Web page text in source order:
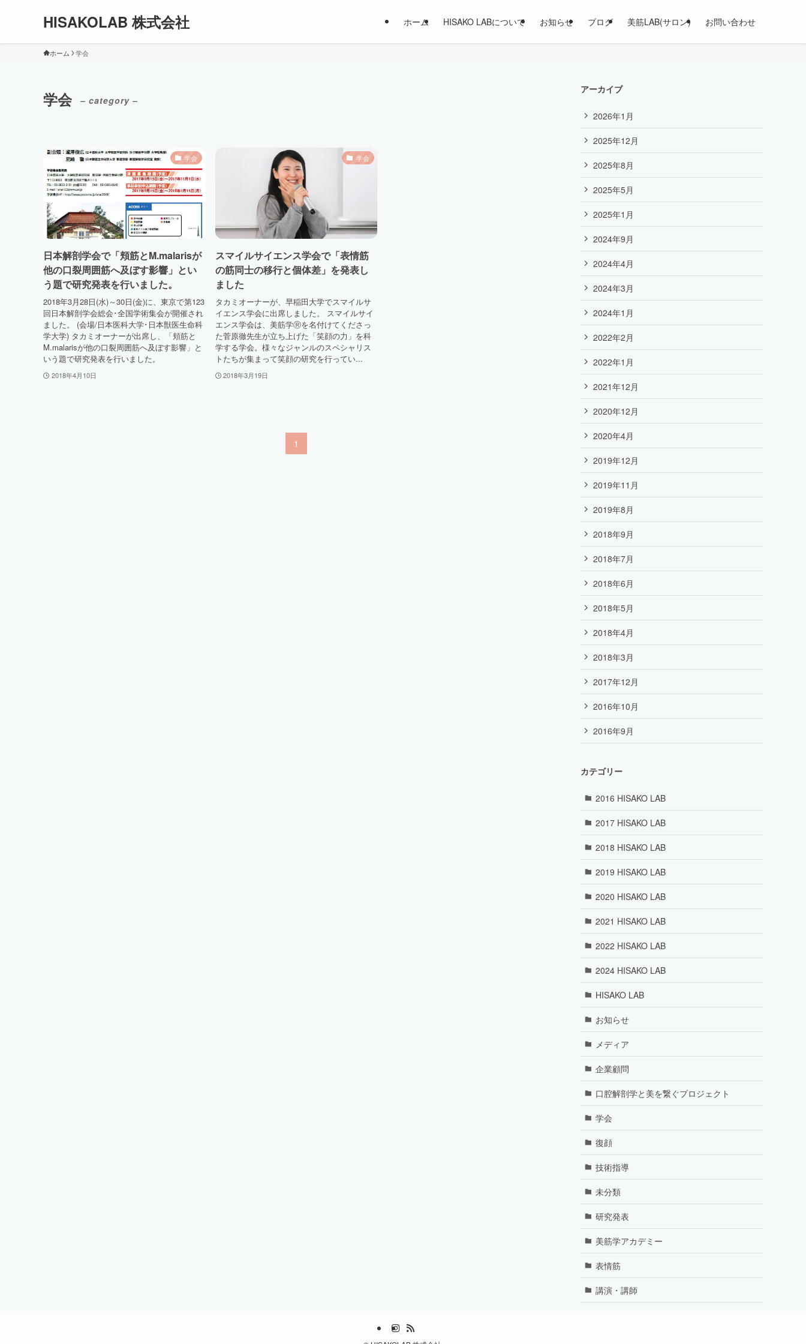
HISAKOLAB 株式会社 ホーム HISAKO LABについて お知らせ ブログ 美筋LAB(サロン) お問い合わせ
ホーム 学会
学会 – category –
学会
日本解剖学会で「頬筋とM.malarisが
他の口裂周囲筋へ及ぼす影響」とい
う題で研究発表を行いました。
2018年3月28日(水)～30日(金)に、東京で第123
回日本解剖学会総会･全国学術集会が開催され
ました。 (会場/日本医科大学･日本獣医生命科
学大学) タカミオーナーが出席し、「頬筋と
M.malarisが他の口裂周囲筋へ及ぼす影響」と
いう題で研究発表を行いました。
2018年4月10日
学会
スマイルサイエンス学会で「表情筋
の筋同士の移行と個体差」を発表し
ました
タカミオーナーが、早稲田大学でスマイルサ
イエンス学会に出席しました。 スマイルサイ
エンス学会は、美筋学Ⓡを名付けてくださっ
た菅原徹先生が立ち上げた「笑顔の力」を科
学する学会。様々なジャンルのスペシャリス
トたちが集まって笑顔の研究を行ってい...
2018年3月19日
1
アーカイブ
2026年1月
2025年12月
2025年8月
2025年5月
2025年1月
2024年9月
2024年4月
2024年3月
2024年1月
2022年2月
2022年1月
2021年12月
2020年12月
2020年4月
2019年12月
2019年11月
2019年8月
2018年9月
2018年7月
2018年6月
2018年5月
2018年4月
2018年3月
2017年12月
2016年10月
2016年9月
カテゴリー
2016 HISAKO LAB
2017 HISAKO LAB
2018 HISAKO LAB
2019 HISAKO LAB
2020 HISAKO LAB
2021 HISAKO LAB
2022 HISAKO LAB
2024 HISAKO LAB
HISAKO LAB
お知らせ
メディア
企業顧問
口腔解剖学と美を繋ぐプロジェクト
学会
復顔
技術指導
未分類
研究発表
美筋学アカデミー
表情筋
講演・講師